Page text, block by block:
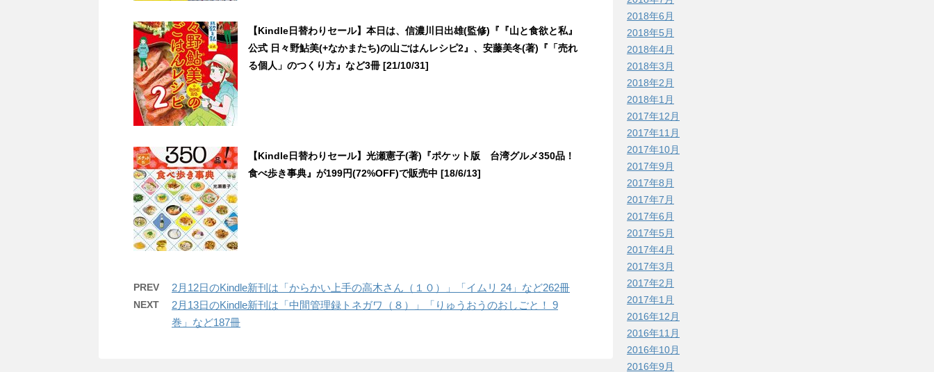
【Kindle日替わりセール】本日は、信濃川日出雄(監修)『『山と食欲と私』
公式 日々野鮎美(+なかまたち)の山ごはんレシピ2』、安藤美冬(著)『「売れ
る個人」のつくり方』など3冊 [21/10/31]
【Kindle日替わりセール】光瀬憲子(著)『ポケット版 台湾グルメ350品！
食べ歩き事典』が199円(72%OFF)で販売中 [18/6/13]
PREV 2月12日のKindle新刊は「からかい上手の高木さん（１０）」「イムリ 24」など262冊
NEXT
2月13日のKindle新刊は「中間管理録トネガワ（８）」「りゅうおうのおしごと！ 9
巻」など187冊
2018年6月
2018年5月
2018年4月
2018年3月
2018年2月
2018年1月
2017年12月
2017年11月
2017年10月
2017年9月
2017年8月
2017年7月
2017年6月
2017年5月
2017年4月
2017年3月
2017年2月
2017年1月
2016年12月
2016年11月
2016年10月
2016年9月